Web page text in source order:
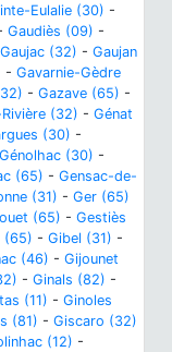
Eulalie (30) -
Gaudiès (09) -
Gaujac (32) - Gaujan
- Gavarnie-Gèdre
- Gazave (65) -
(32) - Génat
(30) -
Génolhac (30) -
(65) - Gensac-de-
(31) - Ger (65)
(65) - Gestiès
(65) - Gibel (31) -
(46) - Gijounet
- Ginals (82) -
(11) - Ginoles
(81) - Giscaro (32)
(12) -